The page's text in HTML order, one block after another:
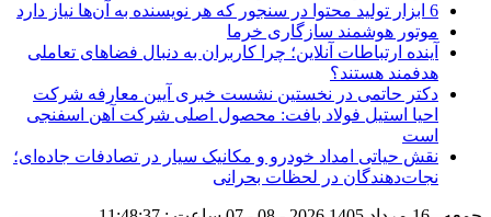
6 ابزار تولید محتوا در سنجور که هر نویسنده به آن‌ها نیاز دارد
موتور هوشمند سازگاری خرما
آینده ارتباطات آنلاین؛ چرا کاربران به دنبال فضاهای تعاملی
هدفمند هستند؟
دکتر حاتمی در نخستین نشست خبری آیین معارفه شرکت
احیا استیل فولاد بافت: محصول اصلی شرکت آهن اسفنجی
است
نقش حیاتی امداد خودرو و مکانیک سیار در تصادفات جاده‌ای؛
نجات‌دهندگان در لحظات بحرانی